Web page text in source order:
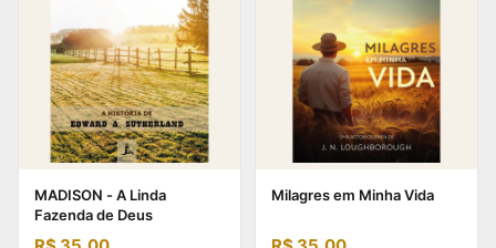
MADISON - A Linda
Fazenda de Deus
Milagres em Minha Vida